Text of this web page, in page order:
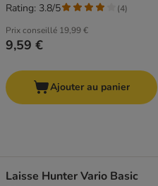
Prix conseillé 19,99 €
9,59 €
Rating: 3.8/5 (4)
Ajouter au panier
Laisse Hunter Vario Basic